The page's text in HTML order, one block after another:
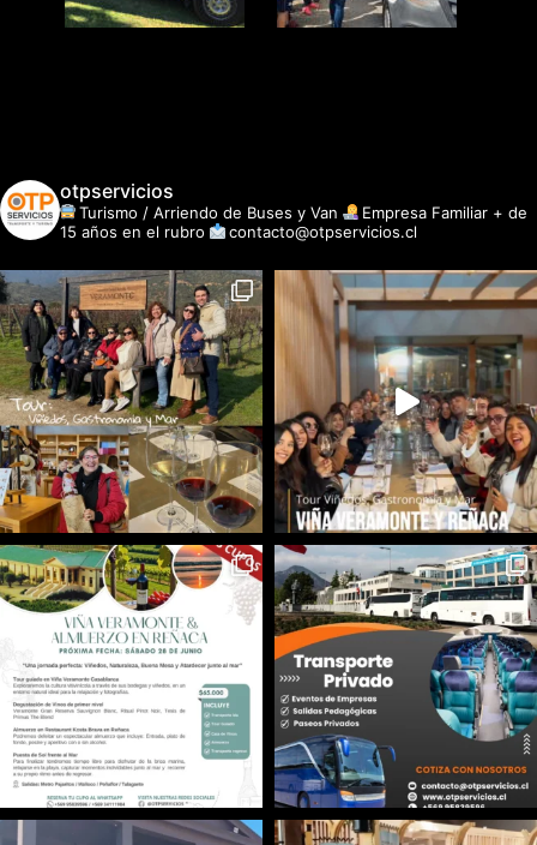
otpservicios
Turismo / Arriendo de Buses y Van
Empresa Familiar + de
15 años en el rubro
contacto@otpservicios.cl